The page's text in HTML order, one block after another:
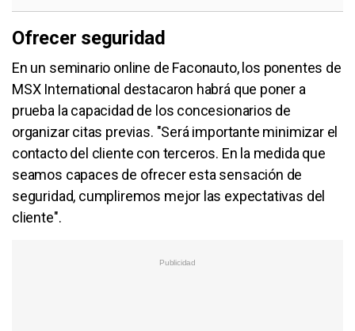
Ofrecer seguridad
En un seminario online de Faconauto, los ponentes de
MSX International destacaron habrá que poner a
prueba la capacidad de los concesionarios de
organizar citas previas. "Será importante minimizar el
contacto del cliente con terceros. En la medida que
seamos capaces de ofrecer esta sensación de
seguridad, cumpliremos mejor las expectativas del
cliente".